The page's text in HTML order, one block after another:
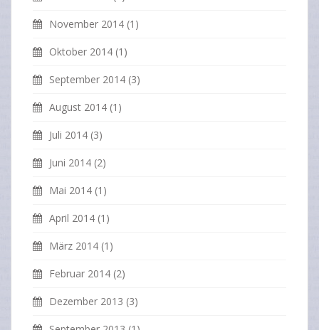
November 2014 (1)
Oktober 2014 (1)
September 2014 (3)
August 2014 (1)
Juli 2014 (3)
Juni 2014 (2)
Mai 2014 (1)
April 2014 (1)
März 2014 (1)
Februar 2014 (2)
Dezember 2013 (3)